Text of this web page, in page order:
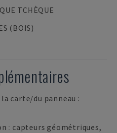
TCHÈQUE
(BOIS)
carte/du panneau :
: capteurs géométriques,